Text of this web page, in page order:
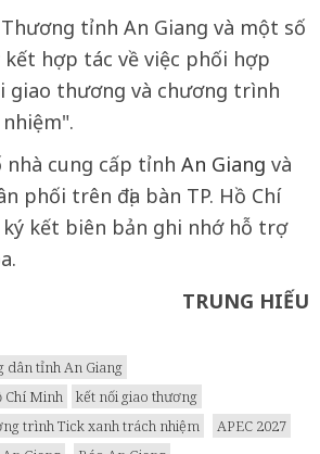
Thương tỉnh An Giang và một số
hợp tác về việc phối hợp
giao thương và chương trình
cung cấp tỉnh An Giang và
phối trên địa bàn TP. Hồ Chí
kết biên bản ghi nhớ hỗ trợ
TRUNG HIẾU
dân tỉnh An Giang
Chí Minh
kết nối giao thương
trình Tick xanh trách nhiệm
APEC 2027